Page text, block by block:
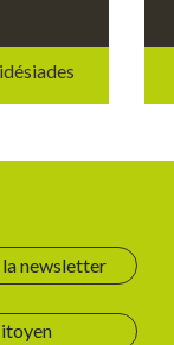
newsletter